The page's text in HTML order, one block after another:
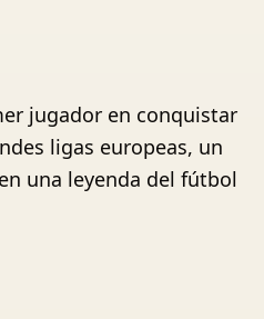
jugador en conquistar
ligas europeas, un
una leyenda del fútbol